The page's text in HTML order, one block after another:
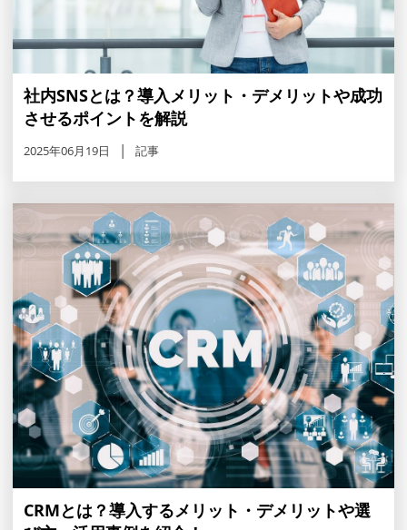
社内SNSとは？導入メリット・デメリットや成功
させるポイントを解説
2025年06月19日 記事
CRMとは？導入するメリット・デメリットや選